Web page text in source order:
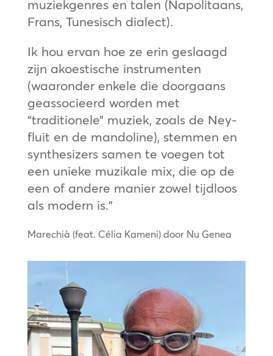
muziekgenres en talen (Napolitaans,
Frans, Tunesisch dialect).
Ik hou ervan hoe ze erin geslaagd
zijn akoestische instrumenten
(waaronder enkele die doorgaans
geassocieerd worden met
“traditionele” muziek, zoals de Ney-
fluit en de mandoline), stemmen en
synthesizers samen te voegen tot
een unieke muzikale mix, die op de
een of andere manier zowel tijdloos
als modern is.”
Marechià (feat. Célia Kameni) door Nu Genea